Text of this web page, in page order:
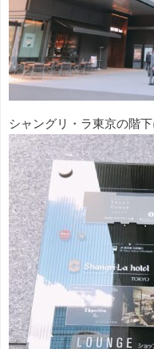
シャングリ・ラ東京の階